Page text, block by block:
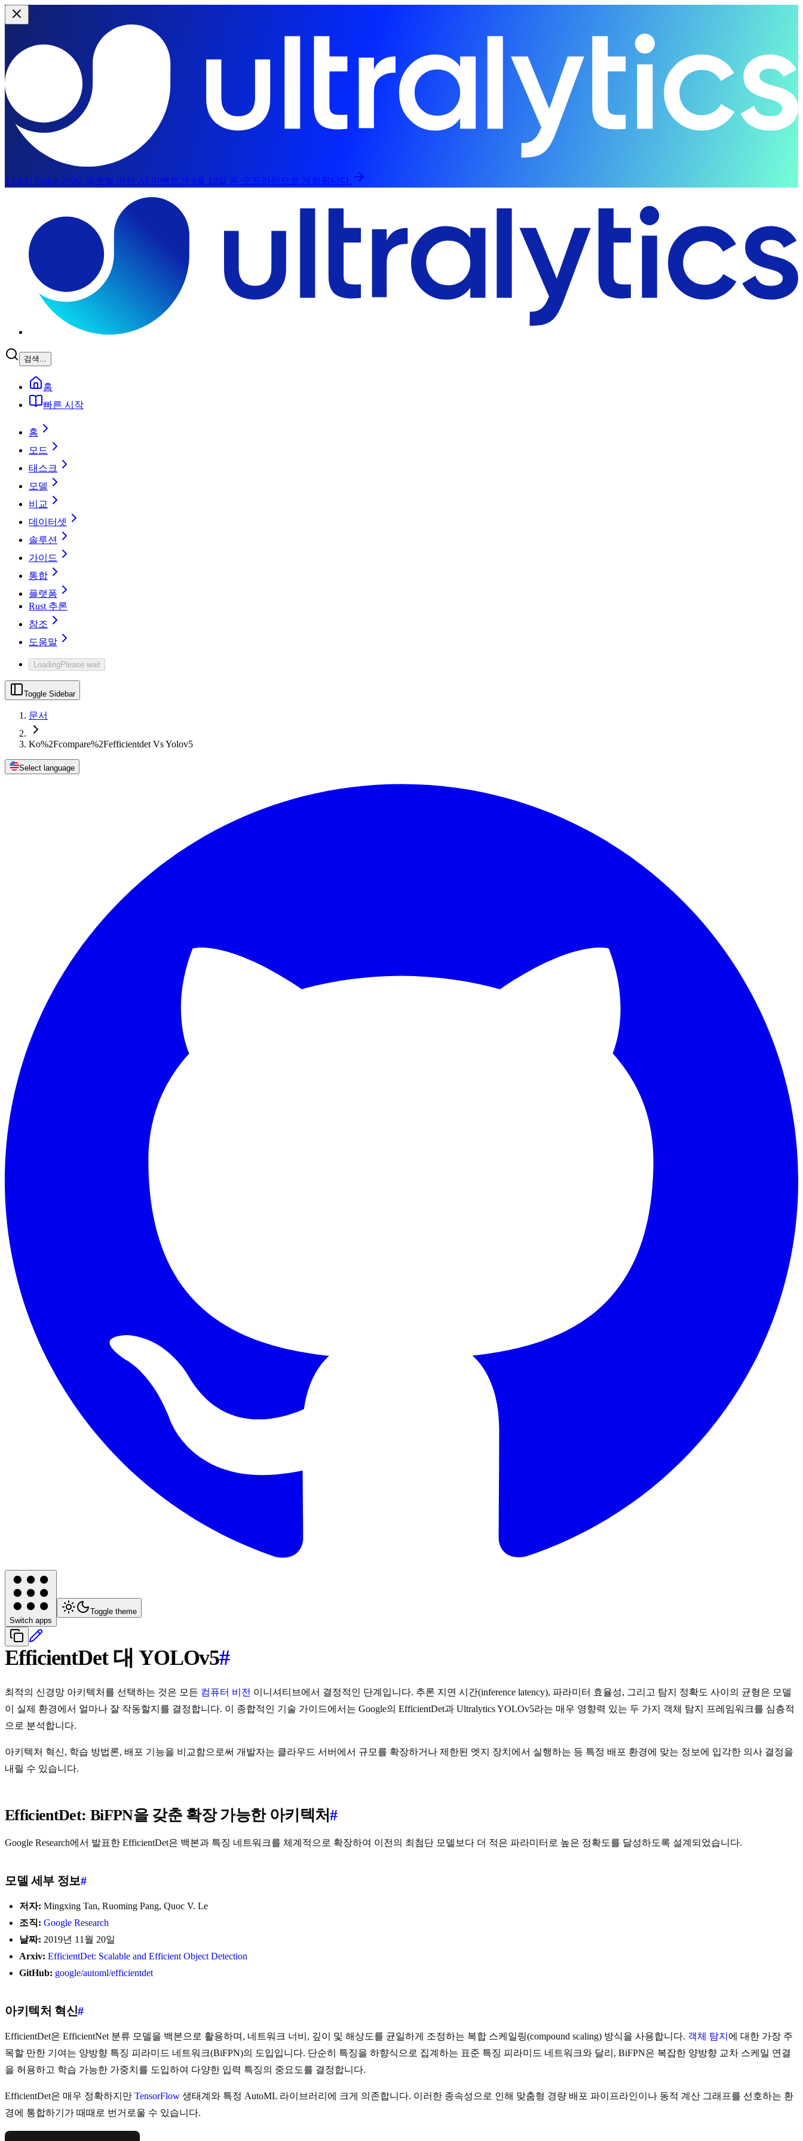
YOLO Vision 2026: 글로벌 비전 AI 이벤트가 9월 13일 온·오프라인으로 개최됩니다.
검색...
홈
빠른 시작
홈
모드
태스크
모델
비교
데이터셋
솔루션
가이드
통합
플랫폼
Rust 추론
참조
도움말
LoadingPlease wait
Toggle Sidebar
문서
Ko%2Fcompare%2Fefficientdet Vs Yolov5
Select language
Switch apps
Toggle theme
EfficientDet 대 YOLOv5#
최적의 신경망 아키텍처를 선택하는 것은 모든 컴퓨터 비전 이니셔티브에서 결정적인 단계입니다. 추론 지연 시간(inference latency), 파라미터 효율성, 그리고 탐지 정확도 사이의 균형은 모델
이 실제 환경에서 얼마나 잘 작동할지를 결정합니다. 이 종합적인 기술 가이드에서는 Google의 EfficientDet과 Ultralytics YOLOv5라는 매우 영향력 있는 두 가지 객체 탐지 프레임워크를 심층적
으로 분석합니다.
아키텍처 혁신, 학습 방법론, 배포 기능을 비교함으로써 개발자는 클라우드 서버에서 규모를 확장하거나 제한된 엣지 장치에서 실행하는 등 특정 배포 환경에 맞는 정보에 입각한 의사 결정을
내릴 수 있습니다.
EfficientDet: BiFPN을 갖춘 확장 가능한 아키텍처#
Google Research에서 발표한 EfficientDet은 백본과 특징 네트워크를 체계적으로 확장하여 이전의 최첨단 모델보다 더 적은 파라미터로 높은 정확도를 달성하도록 설계되었습니다.
모델 세부 정보#
저자: Mingxing Tan, Ruoming Pang, Quoc V. Le
조직: Google Research
날짜: 2019년 11월 20일
Arxiv: EfficientDet: Scalable and Efficient Object Detection
GitHub: google/automl/efficientdet
아키텍처 혁신#
EfficientDet은 EfficientNet 분류 모델을 백본으로 활용하며, 네트워크 너비, 깊이 및 해상도를 균일하게 조정하는 복합 스케일링(compound scaling) 방식을 사용합니다. 객체 탐지 에 대한 가장 주
목할 만한 기여는 양방향 특징 피라미드 네트워크(BiFPN)의 도입입니다. 단순히 특징을 하향식으로 집계하는 표준 특징 피라미드 네트워크와 달리, BiFPN은 복잡한 양방향 교차 스케일 연결
을 허용하고 학습 가능한 가중치를 도입하여 다양한 입력 특징의 중요도를 결정합니다.
EfficientDet은 매우 정확하지만 TensorFlow 생태계와 특정 AutoML 라이브러리에 크게 의존합니다. 이러한 종속성으로 인해 맞춤형 경량 배포 파이프라인이나 동적 계산 그래프를 선호하는 환
경에 통합하기가 때때로 번거로울 수 있습니다.